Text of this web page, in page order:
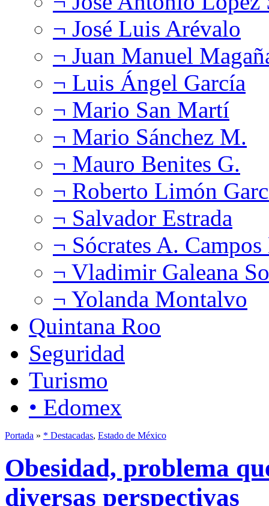
¬ José Luis Arévalo
¬ Juan Manuel
¬ Luis Ángel García
¬ Mario San Martí
¬ Mario Sánchez M.
¬ Mauro Benites G.
¬ Roberto Limón
¬ Salvador Estrada
¬ Sócrates A.
¬ Vladimir Galeana
¬ Yolanda Montalvo
Quintana Roo
Seguridad
Turismo
• Edomex
Portada » * Destacadas, Estado de México
Obesidad, problema
diversas perspectivas